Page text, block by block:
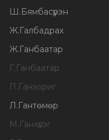
Ш.Бямбасүрэн
Ж.Галбадрах
Ж.Ганбаатар
Г.Ганбаатар
П.Ганзориг
Л.Гантөмөр
М.Ганхүлэг